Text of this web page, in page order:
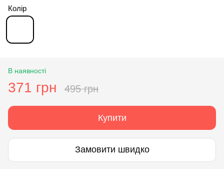
Колір
В наявності
371 грн 495 грн
Купити
Замовити швидко